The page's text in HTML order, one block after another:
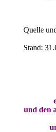
Quelle
Stand:
und den